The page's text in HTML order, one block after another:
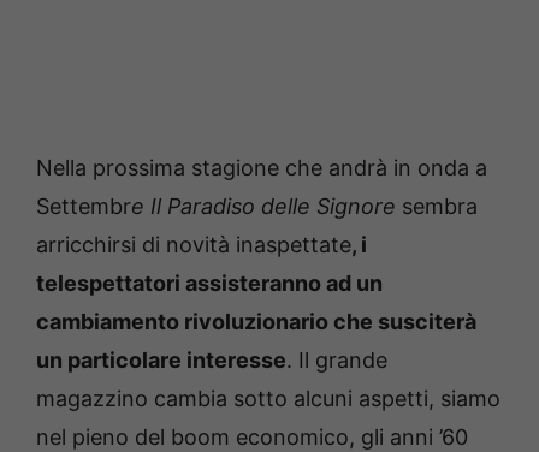
Nella prossima stagione che andrà in onda a
Settembre Il Paradiso delle Signore sembra
arricchirsi di novità inaspettate, i
telespettatori assisteranno ad un
cambiamento rivoluzionario che susciterà
un particolare interesse. Il grande
magazzino cambia sotto alcuni aspetti, siamo
nel pieno del boom economico, gli anni ’60